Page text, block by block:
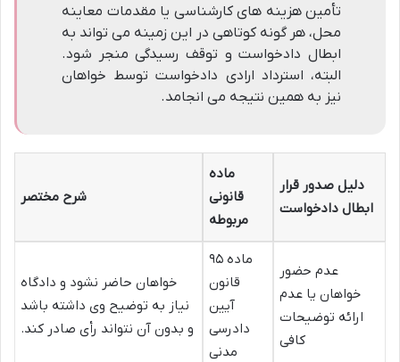
تأمین هزینه های کارشناسی یا مقدمات معاینه
محل، هر گونه کوتاهی در این زمینه می تواند به
ابطال دادخواست و توقف رسیدگی منجر شود.
البته، استرداد ارادی دادخواست توسط خواهان
نیز به همین نتیجه می انجامد.
دلیل صدور قرار
ابطال دادخواست
ماده
قانونی
مربوطه
شرح مختصر
عدم حضور
خواهان یا عدم
ارائه توضیحات
کافی
ماده ۹۵
قانون
آیین
دادرسی
مدنی
خواهان حاضر نشود و دادگاه
نیاز به توضیح وی داشته باشد
و بدون آن نتواند رأی صادر کند.